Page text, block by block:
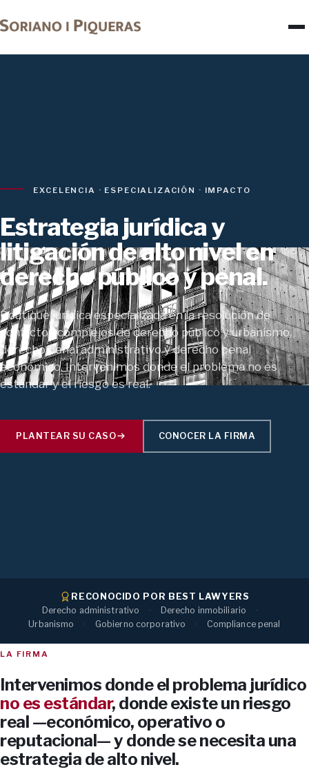
EXCELENCIA · ESPECIALIZACIÓN · IMPACTO
Estrategia jurídica y
litigación de alto nivel en
derecho público y penal.
Boutique jurídica especializada en la resolución de
conflictos complejos de derecho público y urbanismo,
derecho penal administrativo y derecho penal
económico. Intervenimos donde el problema no es
estándar y el riesgo es real.
PLANTEAR SU CASO CONOCER LA FIRMA
RECONOCIDO POR BEST LAWYERS
Derecho administrativo
Derecho inmobiliario
Urbanismo
Gobierno corporativo Compliance penal
LA FIRMA
Intervenimos donde el problema jurídico
no es estándar, donde existe un riesgo
real —económico, operativo o
reputacional— y donde se necesita una
estrategia de alto nivel.